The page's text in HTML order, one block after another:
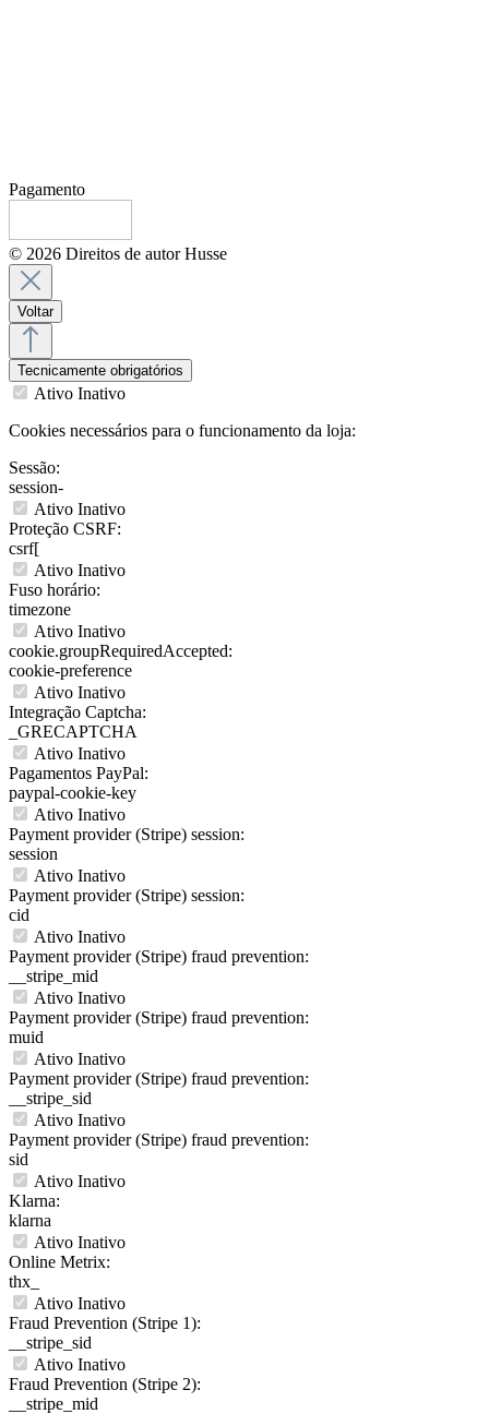
Pagamento
© 2026 Direitos de autor Husse
Voltar
Tecnicamente obrigatórios
Ativo Inativo
Cookies necessários para o funcionamento da loja:
Sessão:
session-
Ativo Inativo
Proteção CSRF:
csrf[
Ativo Inativo
Fuso horário:
timezone
Ativo Inativo
cookie.groupRequiredAccepted:
cookie-preference
Ativo Inativo
Integração Captcha:
_GRECAPTCHA
Ativo Inativo
Pagamentos PayPal:
paypal-cookie-key
Ativo Inativo
Payment provider (Stripe) session:
session
Ativo Inativo
Payment provider (Stripe) session:
cid
Ativo Inativo
Payment provider (Stripe) fraud prevention:
__stripe_mid
Ativo Inativo
Payment provider (Stripe) fraud prevention:
muid
Ativo Inativo
Payment provider (Stripe) fraud prevention:
__stripe_sid
Ativo Inativo
Payment provider (Stripe) fraud prevention:
sid
Ativo Inativo
Klarna:
klarna
Ativo Inativo
Online Metrix:
thx_
Ativo Inativo
Fraud Prevention (Stripe 1):
__stripe_sid
Ativo Inativo
Fraud Prevention (Stripe 2):
__stripe_mid